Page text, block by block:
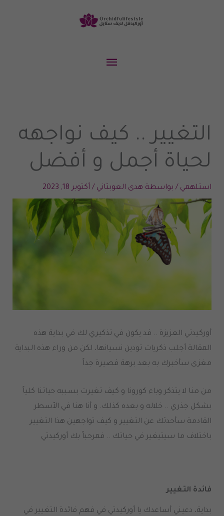
القائمة
التغيير .. كيف نواجهه
لحياة أجمل و أفضل
استلهمي / بواسطة هدى العوبثاني/ أكتوبر 18, 2023
أوركيدتي العزيزة .. قد يكون في تذكيري لك في بداية هذه
المقالة أجلب ذكريات تودين نسيانها، لكن من وراء هذه البداية
مغزى سأخبرك به بعد برهة قصيرة جداً
من منا لا يتذكر وباء كورونا و كيف تغيرت بسببه حياتنا كلياً
بشكل جذري .. خلاله و بعده كذلك. و أنا هنا في الأسطر
القادمة سأحدثك عن التغيير و كيف تواجهين هذا التغيير
باختلاف ما سيتيغير في حياتك .. فمرحباً بك أوركيدتي
فائدة التغيير
بداية، دعيني أساعدك يا أوركيدتي في فهم فائدة التغيير في